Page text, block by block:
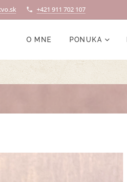
+421 911 702 107
O MNE PONUKA